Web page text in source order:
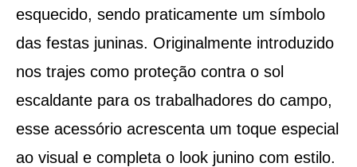
esquecido, sendo praticamente um símbolo
das festas juninas. Originalmente introduzido
nos trajes como proteção contra o sol
escaldante para os trabalhadores do campo,
esse acessório acrescenta um toque especial
ao visual e completa o look junino com estilo.